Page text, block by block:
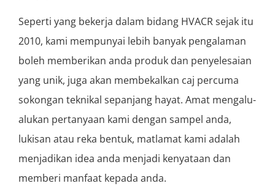
Seperti yang bekerja dalam bidang HVACR sejak itu
2010, kami mempunyai lebih banyak pengalaman
boleh memberikan anda produk dan penyelesaian
yang unik, juga akan membekalkan caj percuma
sokongan teknikal sepanjang hayat. Amat mengalu-
alukan pertanyaan kami dengan sampel anda,
lukisan atau reka bentuk, matlamat kami adalah
menjadikan idea anda menjadi kenyataan dan
memberi manfaat kepada anda.